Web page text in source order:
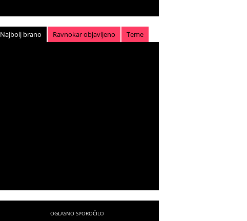
Najbolj brano Ravnokar objavljeno Teme